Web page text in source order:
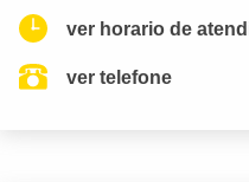
ver horario de
ver telefone